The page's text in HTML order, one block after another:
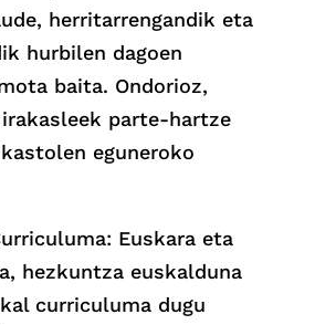
herritarrengandik eta
hurbilen dagoen
baita. Ondorioz,
parte-hartze
eguneroko
Euskara eta
hezkuntza euskalduna
curriculuma dugu